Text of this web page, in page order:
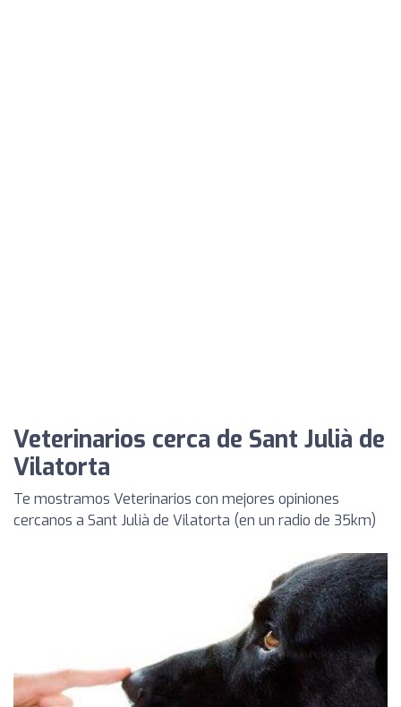
Veterinarios cerca de Sant Julià de
Vilatorta
Te mostramos Veterinarios con mejores opiniones
cercanos a Sant Julià de Vilatorta (en un radio de 35km)